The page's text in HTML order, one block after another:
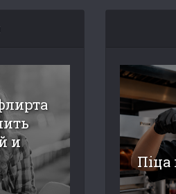
и
Піца